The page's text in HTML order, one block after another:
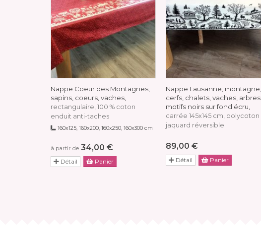
Nappe Coeur des Montagnes,
sapins, coeurs, vaches,
rectangulaire, 100 % coton
enduit anti-taches
160x125, 160x200, 160x250, 160x300 cm
à partir de 34,00 €
Détail Panier
Nappe Lausanne, montagne,
cerfs, chalets, vaches, arbres,
motifs noirs sur fond écru,
carrée 145x145 cm, polycoton
jaquard réversible
89,00 €
Détail Panier